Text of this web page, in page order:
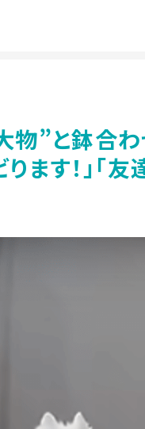
物”と鉢合
ます！」「